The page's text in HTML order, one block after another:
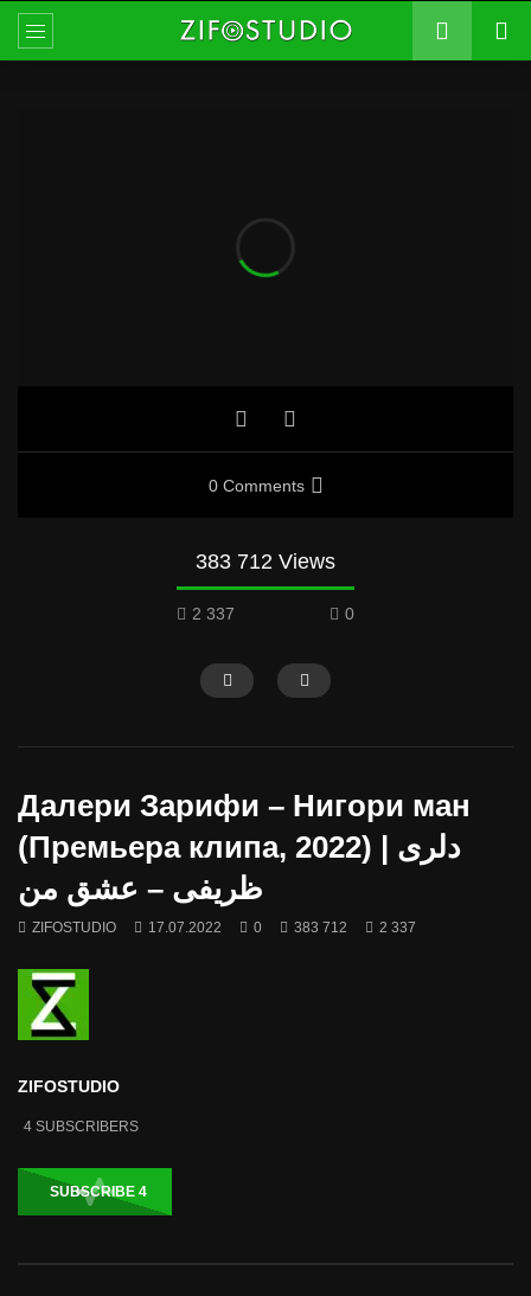
0 Comments
383 712 Views
2 337 0
Далери Зарифи – Нигори ман
(Премьера клипа, 2022) | دلری
ظریفی – عشق من
ZIFOSTUDIO 17.07.2022 0 383 712 2 337
ZIFOSTUDIO
4 SUBSCRIBERS
SUBSCRIBE 4